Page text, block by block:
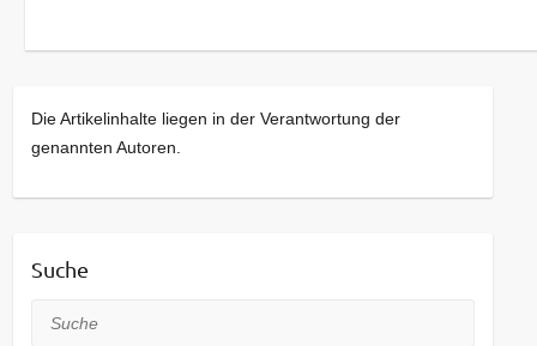
Die Artikelinhalte liegen in der Verantwortung der
genannten Autoren.
Suche
Suche